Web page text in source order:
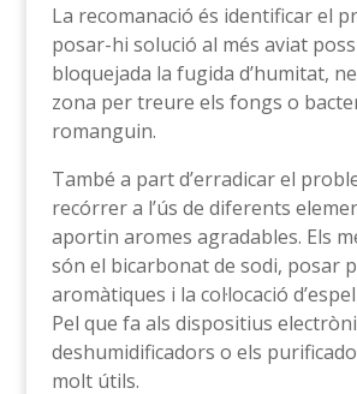
La recomanació és identificar el
posar-hi solució al més aviat
bloquejada la fugida d’humitat,
zona per treure els fongs o
romanguin.
També a part d’erradicar el
recórrer a l’ús de diferents
aportin aromes agradables. Els
són el bicarbonat de sodi, posar
aromàtiques i la col·locació
Pel que fa als dispositius
deshumidificadors o els
molt útils.